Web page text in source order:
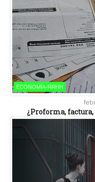
ECONOMÍA-RRHH
¿Proforma,